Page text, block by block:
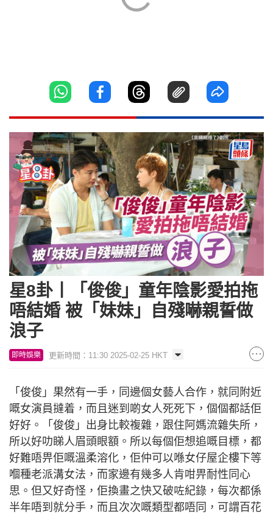
星8卦丨「俊俊」童年陰影愛拍拖
唔結婚 被「妹妹」自殘嚇親誓做
浪子
即時娛樂 更新時間：11:30 2025-02-25 HKT
「俊俊」果然有一手，同邊個女藝人合作，就同附近
嘅女演員撻着，而且迷到啲女人死死下，個個都話佢
好好。「俊俊」出身比較複雜，跟住阿媽流雜失所，
所以好叻睇人眉頭眼額。所以每個佢想追嘅目標，都
好難唔畀佢嘅溫柔溶化，佢仲可以喺女仔屋企樓下等
嗰種老派溝女法，而家邊有幾多人肯咁畀耐性同心
思。但又好奇怪，佢換畫之快又破咗紀錄，每次都係
半年唔到就分手，而且次次嘅類型都唔同，可謂百花